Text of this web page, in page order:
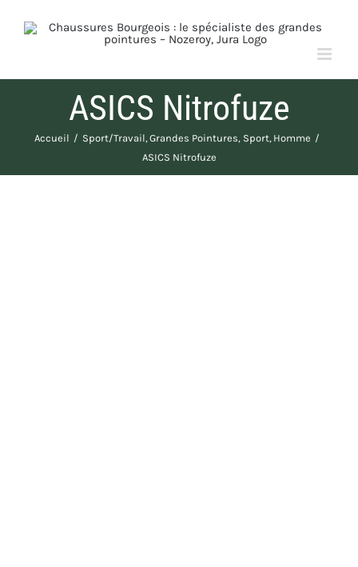
ASICS Nitrofuze
Accueil Sport/Travail Grandes Pointures Sport Homme
ASICS Nitrofuze